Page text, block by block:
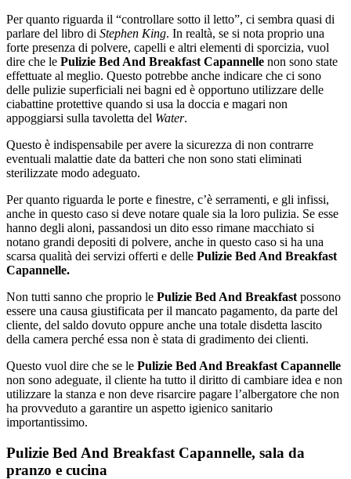
Per quanto riguarda il “controllare sotto il letto”, ci sembra quasi di
parlare del libro di Stephen King. In realtà, se si nota proprio una
forte presenza di polvere, capelli e altri elementi di sporcizia, vuol
dire che le Pulizie Bed And Breakfast Capannelle non sono state
effettuate al meglio. Questo potrebbe anche indicare che ci sono
delle pulizie superficiali nei bagni ed è opportuno utilizzare delle
ciabattine protettive quando si usa la doccia e magari non
appoggiarsi sulla tavoletta del Water.
Questo è indispensabile per avere la sicurezza di non contrarre
eventuali malattie date da batteri che non sono stati eliminati
sterilizzate modo adeguato.
Per quanto riguarda le porte e finestre, c’è serramenti, e gli infissi,
anche in questo caso si deve notare quale sia la loro pulizia. Se esse
hanno degli aloni, passandosi un dito esso rimane macchiato si
notano grandi depositi di polvere, anche in questo caso si ha una
scarsa qualità dei servizi offerti e delle Pulizie Bed And Breakfast
Capannelle.
Non tutti sanno che proprio le Pulizie Bed And Breakfast possono
essere una causa giustificata per il mancato pagamento, da parte del
cliente, del saldo dovuto oppure anche una totale disdetta lascito
della camera perché essa non è stata di gradimento dei clienti.
Questo vuol dire che se le Pulizie Bed And Breakfast Capannelle
non sono adeguate, il cliente ha tutto il diritto di cambiare idea e non
utilizzare la stanza e non deve risarcire pagare l’albergatore che non
ha provveduto a garantire un aspetto igienico sanitario
importantissimo.
Pulizie Bed And Breakfast Capannelle, sala da
pranzo e cucina